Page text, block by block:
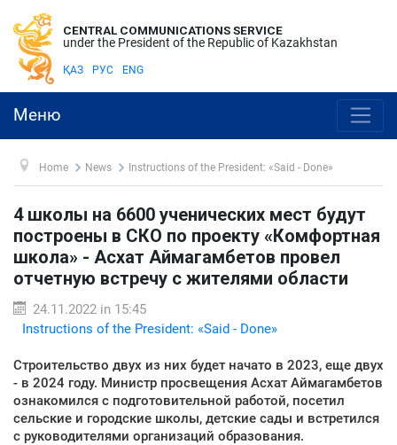
CENTRAL COMMUNICATIONS SERVICE
under the President of the Republic of Kazakhstan
ҚАЗ РУС ENG
Меню
Home News Instructions of the President: «Said - Done»
4 школы на 6600 ученических мест будут
построены в СКО по проекту «Комфортная
школа» - Асхат Аймагамбетов провел
отчетную встречу с жителями области
24.11.2022 in 15:45
Instructions of the President: «Said - Done»
Строительство двух из них будет начато в 2023, еще двух
- в 2024 году. Министр просвещения Асхат Аймагамбетов
ознакомился с подготовительной работой, посетил
сельские и городские школы, детские сады и встретился
с руководителями организаций образования.